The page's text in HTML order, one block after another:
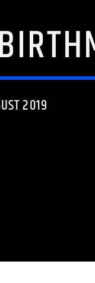
2019